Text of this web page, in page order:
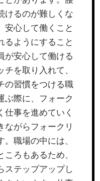
けるのが難しくな
安心して働くこと
るようにすること
が安心して働ける
を取り入れて、
の習慣をつける職
ぶ際に、フォーク
仕事を進めていく
ながらフォークリ
職場の中には、
ろもあるため、
ステップアップし